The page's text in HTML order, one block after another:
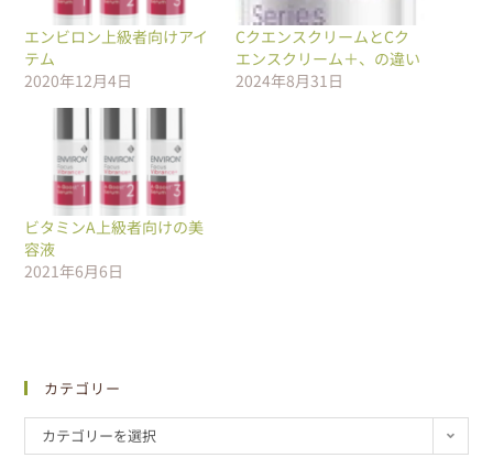
エンビロン上級者向けアイ
テム
2020年12月4日
CクエンスクリームとCク
エンスクリーム＋、の違い
2024年8月31日
ビタミンA上級者向けの美
容液
2021年6月6日
カテゴリー
カテゴリーを選択